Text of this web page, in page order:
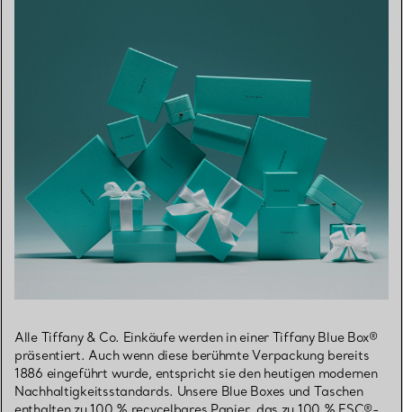
Alle Tiffany & Co. Einkäufe werden in einer Tiffany Blue Box®
präsentiert. Auch wenn diese berühmte Verpackung bereits
1886 eingeführt wurde, entspricht sie den heutigen modernen
Nachhaltigkeitsstandards. Unsere Blue Boxes und Taschen